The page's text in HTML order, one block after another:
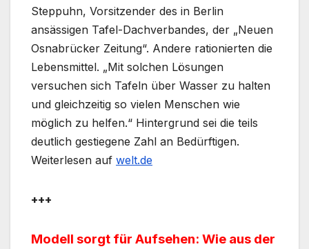
Steppuhn, Vorsitzender des in Berlin
ansässigen Tafel-Dachverbandes, der „Neuen
Osnabrücker Zeitung“. Andere rationierten die
Lebensmittel. „Mit solchen Lösungen
versuchen sich Tafeln über Wasser zu halten
und gleichzeitig so vielen Menschen wie
möglich zu helfen.“ Hintergrund sei die teils
deutlich gestiegene Zahl an Bedürftigen.
Weiterlesen auf welt.de
+++
Modell sorgt für Aufsehen: Wie aus der